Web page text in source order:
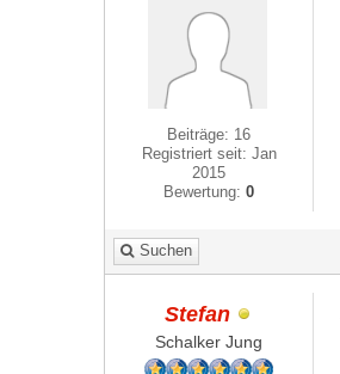
Beiträge: 16
Registriert seit: Jan
2015
Bewertung:0
Suchen
Stefan
Schalker Jung